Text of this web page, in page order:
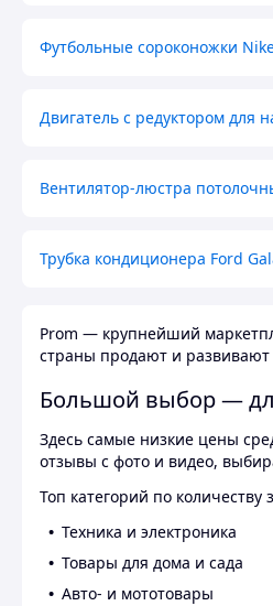
Футбольные сороконожки
Двигатель с редуктором для
Вентилятор-люстра
Трубка кондиционера Ford
Prom — крупнейший
страны продают и развивают
Большой выбор —
Здесь самые низкие цены
отзывы с фото и видео,
Топ категорий по количеству
Техника и электроника
Товары для дома и сада
Авто- и мототовары